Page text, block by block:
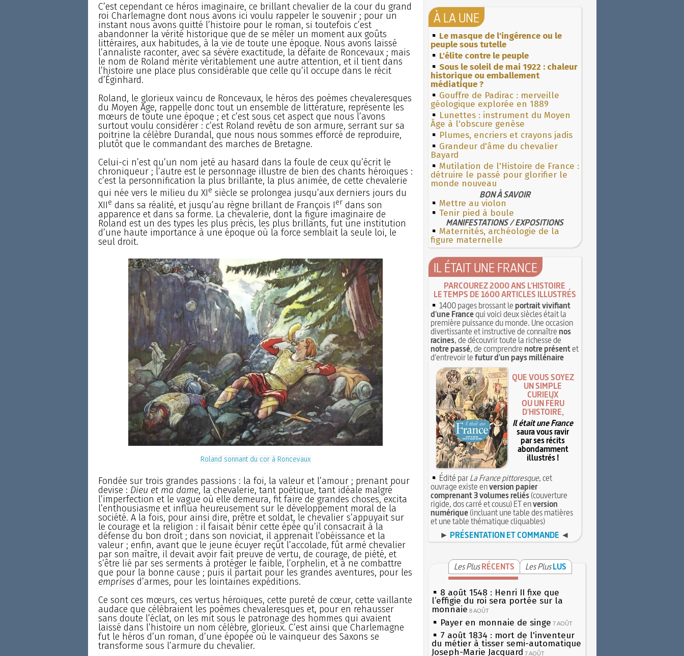
C’est cependant ce héros imaginaire, ce brillant chevalier de la cour du grand
roi Charlemagne dont nous avons ici voulu rappeler le souvenir ; pour un
instant nous avons quitté l’histoire pour le roman, si toutefois c’est
abandonner la vérité historique que de se mêler un moment aux goûts
littéraires, aux habitudes, à la vie de toute une époque. Nous avons laissé
l’annaliste raconter, avec sa sévère exactitude, la défaite de Roncevaux ; mais
le nom de Roland mérite véritablement une autre attention, et il tient dans
l’histoire une place plus considérable que celle qu’il occupe dans le récit
d’Éginhard.
Roland, le glorieux vaincu de Roncevaux, le héros des poèmes chevaleresques
du Moyen Age, rappelle donc tout un ensemble de littérature, représente les
mœurs de toute une époque ; et c’est sous cet aspect que nous l’avons
surtout voulu considérer : c’est Roland revêtu de son armure, serrant sur sa
poitrine la célèbre Durandal, que nous nous sommes efforcé de reproduire,
plutôt que le commandant des marches de Bretagne.
Celui-ci n’est qu’un nom jeté au hasard dans la foule de ceux qu’écrit le
chroniqueur ; l’autre est le personnage illustre de bien des chants héroïques :
c’est la personnification la plus brillante, la plus animée, de cette chevalerie
qui née vers le milieu du XIe siècle se prolongea jusqu’aux derniers jours du
XIIe dans sa réalité, et jusqu’au règne brillant de François Ier dans son
apparence et dans sa forme. La chevalerie, dont la figure imaginaire de
Roland est un des types les plus précis, les plus brillants, fut une institution
d’une haute importance à une époque où la force semblait la seule loi, le
seul droit.
Roland sonnant du cor à Roncevaux
Fondée sur trois grandes passions : la foi, la valeur et l’amour ; prenant pour
devise : Dieu et ma dame, la chevalerie, tant poétique, tant idéale malgré
l’imperfection et le vague où elle demeura, fit faire de grandes choses, excita
l’enthousiasme et influa heureusement sur le développement moral de la
société. A la fois, pour ainsi dire, prêtre et soldat, le chevalier s’appuyait sur
le courage et la religion : il faisait bénir cette épée qu’il consacrait à la
défense du bon droit ; dans son noviciat, il apprenait l’obéissance et la
valeur ; enfin, avant que le jeune écuyer reçût l’accolade, fût armé chevalier
par son maître, il devait avoir fait preuve de vertu, de courage, de piété, et
s’être lié par ses serments à protéger le faible, l’orphelin, et à ne combattre
que pour la bonne cause ; puis il partait pour les grandes aventures, pour les
emprisesd’armes, pour les lointaines expéditions.
Ce sont ces mœurs, ces vertus héroïques, cette pureté de cœur, cette vaillante
audace que célébraient les poèmes chevaleresques et, pour en rehausser
sans doute l’éclat, on les mit sous le patronage des hommes qui avaient
laissé dans l’histoire un nom célèbre, glorieux. C’est ainsi que Charlemagne
fut le héros d’un roman, d’une épopée où le vainqueur des Saxons se
transforme sous l’armure du chevalier.
À LA UNE
Le masque de l'ingérence ou le
peuple sous tutelle
L'élite contre le peuple
Sous le soleil de mai 1922 : chaleur
historique ou emballement
médiatique ?
Gouffre de Padirac : merveille
géologique explorée en 1889
Lunettes : instrument du Moyen
Âge à l'obscure genèse
Plumes, encriers et crayons jadis
Grandeur d'âme du chevalier
Bayard
Mutilation de l'Histoire de France :
détruire le passé pour glorifier le
monde nouveau
BON À SAVOIR
Mettre au violon
Tenir pied à boule
MANIFESTATIONS / EXPOSITIONS
Maternités, archéologie de la
figure maternelle
IL ÉTAIT UNE FRANCE
PARCOUREZ 2000 ANS L'HISTOIRE
LE TEMPS DE 1600 ARTICLES ILLUSTRÉS
1400 pages brossant leportrait vivifiant
d'une Francequi voici deux siècles était la
première puissance du monde. Une occasion
divertissante et instructive de connaîtrenos
racines, de découvrir toute la richesse de
notre passé, de comprendrenotre présentet
d'entrevoir lefutur d'un pays millénaire
QUE VOUS SOYEZ
UN SIMPLE
CURIEUX
OU UN FÉRU
D'HISTOIRE,
Il était une France
saura vous ravir
par ses récits
abondamment
illustrés !
Édité parLa France pittoresque, cet
ouvrage existe enversion papier
comprenant 3 volumes reliés(couverture
rigide, dos carré et cousu) ET enversion
numérique(incluant une table des matières
et une table thématique cliquables)
► PRÉSENTATION ET COMMANDE ◄
Les Plus RÉCENTS Les Plus LUS
8 août 1548 : Henri II fixe que
l’effigie du roi sera portée sur la
monnaie 8 AOÛT
Payer en monnaie de singe 7 AOÛT
7 août 1834 : mort de l'inventeur
du métier à tisser semi-automatique
Joseph-Marie Jacquard 7 AOÛT